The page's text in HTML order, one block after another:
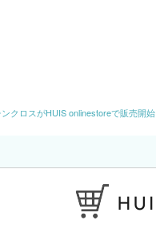
クロスがHUIS onlinestoreで販売開始